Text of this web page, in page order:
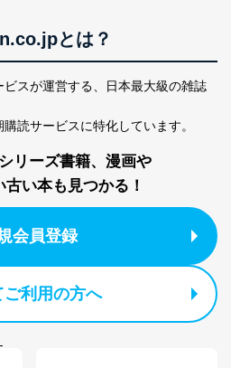
営管理グループディレクター 前
個人情報の利用目的は次のとお
利用目的
購入商品の配送のため
品代金回収のため
メール等による商品、サービ
ス、キャンペーン等の広告の案内
ため
して、趣味・嗜好に
問い合わせ対応、トラブル対
とは？
スが運営する、
日本最大級の雑誌
購読サービスに特化しています。
リーズ書籍、漫画や
い本も見つかる！
会員登録
ご利用の方へ